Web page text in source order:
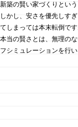
新築の賢い家づくりとい
しかし、安さを優先しす
てしまっては本末転倒です
本当の賢さとは、無理の
フシミュレーションを行